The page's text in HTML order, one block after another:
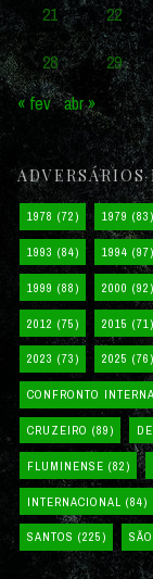
21
22
28
29
« fev abr »
ADVERSÁRIOS
1978 (72) 1979 (83)
1993 (84) 1994 (97)
1999 (88) 2000 (92)
2012 (75) 2015 (71)
2023 (73) 2025 (76)
CONFRONTO
CRUZEIRO (89)
FLUMINENSE (82)
INTERNACIONAL (84)
SANTOS (225)